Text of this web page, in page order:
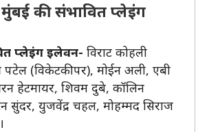
की संभावित प्लेइंग
प्लेइंग इलेवन- विराट कोहली
पटेल (विकेटकीपर), मोईन अली, एबी
हेटमायर, शिवम दुबे, कॉलिन
सुंदर, युजवेंद्र चहल, मोहम्मद सिराज